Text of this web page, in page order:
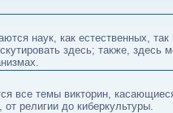
наук, как естественных, так
здесь; также, здесь
все темы викторин,
религии до киберкультуры.